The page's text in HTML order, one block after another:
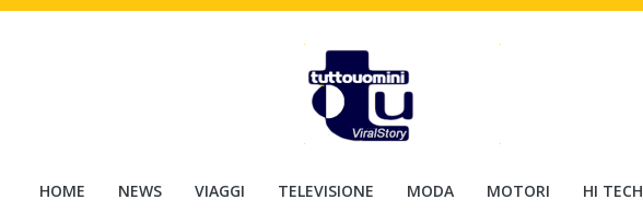
HOME NEWS VIAGGI TELEVISIONE MODA MOTORI HI TECH